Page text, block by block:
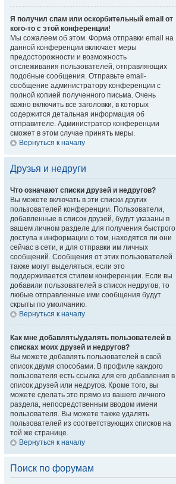
Я получил спам или оскорбительный email от
кого-то с этой конференции!
Мы сожалеем об этом. Форма отправки email на
данной конференции включает меры
предосторожности и возможность
отслеживания пользователей, отправляющих
подобные сообщения. Отправьте email-
сообщение администратору конференции с
полной копией полученного письма. Очень
важно включить все заголовки, в которых
содержится детальная информация об
отправителе. Администратор конференции
сможет в этом случае принять меры.
Вернуться к началу
Друзья и недруги
Что означают списки друзей и недругов?
Вы можете включать в эти списки других
пользователей конференции. Пользователи,
добавленные в список друзей, будут указаны в
вашем личном разделе для получения быстрого
доступа к информации о том, находятся ли они
сейчас в сети, и для отправки им личных
сообщений. Сообщения от этих пользователей
также могут выделяться, если это
поддерживается стилем конференции. Если вы
добавили пользователей в список недругов, то
любые отправленные ими сообщения будут
скрыты по умолчанию.
Вернуться к началу
Как мне добавлять/удалять пользователей в
списках моих друзей и недругов?
Вы можете добавлять пользователей в свой
список двумя способами. В профиле каждого
пользователя есть ссылка для его добавления в
список друзей или недругов. Кроме того, вы
можете сделать это прямо из вашего личного
раздела, непосредственным вводом имени
пользователя. Вы можете также удалять
пользователей из соответствующих списков на
той же странице.
Вернуться к началу
Поиск по форумам